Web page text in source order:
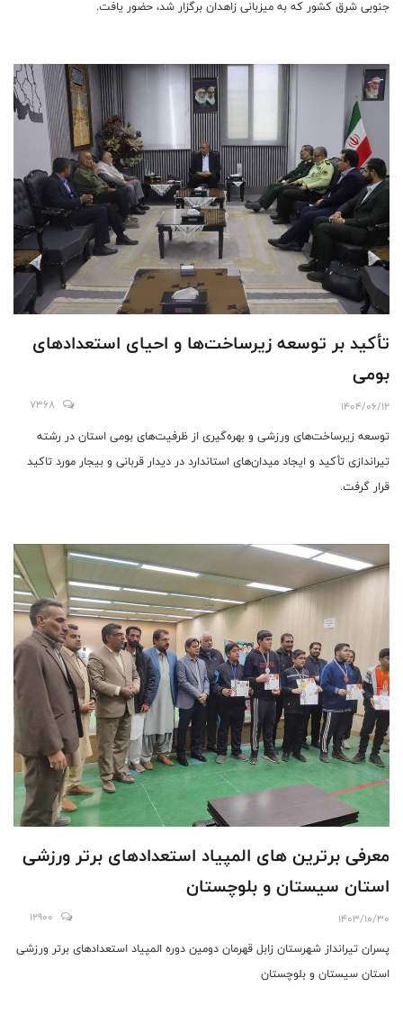
جنوبی شرق کشور که به میزبانی زاهدان برگزار شد، حضور یافت.
تأکید بر توسعه زیرساخت‌ها و احیای استعدادهای
بومی
1404/06/12
7368
توسعه زیرساخت‌های ورزشی و بهره‌گیری از ظرفیت‌های بومی استان در رشته
تیراندازی تأکید و ایجاد میدان‌های استاندارد در دیدار قربانی و بیجار مورد تاکید
قرار گرفت.
معرفی برترین های المپیاد استعدادهای برتر ورزشی
استان سیستان و بلوچستان
1403/10/30
12900
پسران تیرانداز شهرستان زابل قهرمان دومین دوره المپیاد استعدادهای برتر ورزشی
استان سیستان و بلوچستان